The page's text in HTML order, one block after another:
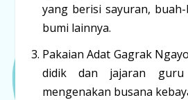
yang berisi sayuran,
bumi lainnya.
Pakaian Adat Gagrak
didik dan jajaran
mengenakan busana